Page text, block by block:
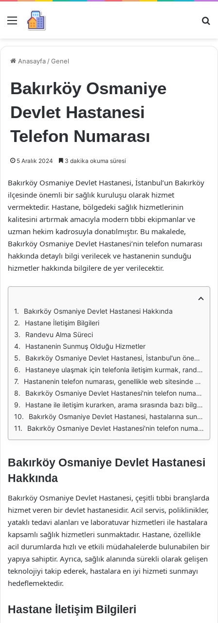
Menü
Anasayfa /Genel
Bakırköy Osmaniye
Devlet Hastanesi
Telefon Numarası
5 Aralık 2024 3 dakika okuma süresi
Bakırköy Osmaniye Devlet Hastanesi, İstanbul’un Bakırköy
ilçesinde önemli bir sağlık kuruluşu olarak hizmet
vermektedir. Hastane, bölgedeki sağlık hizmetlerinin
kalitesini artırmak amacıyla modern tıbbi ekipmanlar ve
uzman hekim kadrosuyla donatılmıştır. Bu makalede,
Bakırköy Osmaniye Devlet Hastanesi’nin telefon numarası
hakkında detaylı bilgi verilecek ve hastanenin sunduğu
hizmetler hakkında bilgilere de yer verilecektir.
Bakırköy Osmaniye Devlet Hastanesi Hakkında
Hastane İletişim Bilgileri
Randevu Alma Süreci
Hastanenin Sunmuş Olduğu Hizmetler
Bakırköy Osmaniye Devlet Hastanesi, İstanbul'un önemli sağlık kuruluşlarından biridir. Hastane, geniş bir yelpazede sunmuş olduğu sağlık hizmetleri ile halkın sağlık ihtiyaçlarını karşılamaktadır. Hastanenin sunduğu hizmetlerin kalitesi, hastaların memnuniyetini artırmakta ve sağlık alanında güvenilir bir tercih olmasını sağlamaktadır. Bu nedenle, hastane ile iletişim kurmak isteyenlerin en çok merak ettiği konulardan biri de telefon numarasıdır.
Hastaneye ulaşmak için telefonla iletişim kurmak, randevu almak veya herhangi bir bilgi talep etmek isteyenler için oldukça önemlidir. Bakırköy Osmaniye Devlet Hastanesi, hastalarına ve yakınlarına bilgi akışını sağlamak amacıyla belirli bir telefon numarası kullanmaktadır. Bu numara, hastanenin sunduğu hizmetlerden faydalanmak isteyen herkes için önemli bir iletişim kanalıdır.
Hastanenin telefon numarası, genellikle web sitesinde ve diğer resmi duyurularda yer almaktadır. Bu numara üzerinden, hastaneye ait çeşitli birimlere ulaşmak, uzman doktorlarla görüşmek ya da acil durumlarda destek almak mümkündür. Hastane, hastalarına en iyi şekilde hizmet vermek amacıyla iletişim kanallarını sürekli olarak güncel tutmaktadır.
Bakırköy Osmaniye Devlet Hastanesi'nin telefon numarasını arayan hastalar, randevu sisteminde ya da muayene işlemlerinde kolaylık sağlamak adına önceden bilgi alabilirler. Ayrıca, hastanenin sunduğu sağlık programları ve kampanyalar hakkında da bilgi almak için bu iletişim kanalını kullanmak mümkündür. Bu durum, hastaların sağlık süreçlerini daha verimli bir şekilde yönetmelerine yardımcı olmaktadır.
Hastane ile iletişim kurarken, arama sırasında bazı bilgiler vermeniz gerekebilir. Örneğin, hangi birimle ilgili bilgi almak istediğinizi belirtmek, işlemlerinizi hızlandıracaktır. Ayrıca, acil durumlarda hastanenin acil servisine yönlendirilmeniz de mümkündür. Bu nedenle, telefon numarasını kullanarak doğru birimle hızlıca iletişim kurmak oldukça önemlidir.
Bakırköy Osmaniye Devlet Hastanesi, hastalarına sunduğu tüm hizmetlerde olduğu gibi iletişim alanında da profesyonel bir yaklaşım sergilemektedir. Hastane personeli, telefonla gelen tüm talepleri titizlikle değerlendirerek, hastaların ihtiyaçlarını en iyi şekilde karşılamaya çalışmaktadır. Bu durum, hastane ile kurulan iletişimin kalitesini artırmakta ve hastaların memnuniyetini sağlamaktadır.
Bakırköy Osmaniye Devlet Hastanesi'nin telefon numarası, sağlık hizmetlerine ulaşmak isteyenler için kritik bir iletişim aracıdır. Hastalar, bu numara aracılığıyla ihtiyaç duydukları bilgiye hızlı ve kolay bir şekilde ulaşabilirler. Hastanenin sunduğu hizmetlerin etkin bir şekilde kullanılabilmesi için telefon ile iletişimin önemi büyüktür.
Bakırköy Osmaniye Devlet Hastanesi
Hakkında
Bakırköy Osmaniye Devlet Hastanesi, çeşitli tıbbi branşlarda
hizmet veren bir devlet hastanesidir. Acil servis, poliklinikler,
yataklı tedavi alanları ve laboratuvar hizmetleri ile hastalara
kapsamlı sağlık hizmetleri sunmaktadır. Hastane, özellikle
acil durumlarda hızlı ve etkili müdahalelerde bulunabilen bir
yapıya sahiptir. Ayrıca, sağlık alanında sürekli olarak gelişen
teknolojiyi takip ederek, hastalara en iyi hizmeti sunmayı
hedeflemektedir.
Hastane İletişim Bilgileri